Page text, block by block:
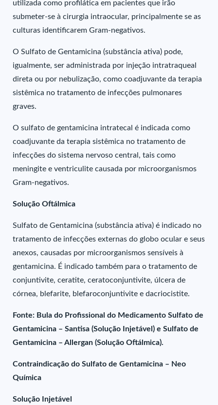
utilizada como profilática em pacientes que irão
submeter-se à cirurgia intraocular, principalmente se as
culturas identificarem Gram-negativos.
O Sulfato de Gentamicina (substância ativa) pode,
igualmente, ser administrada por injeção intratraqueal
direta ou por nebulização, como coadjuvante da terapia
sistêmica no tratamento de infecções pulmonares
graves.
O sulfato de gentamicina intratecal é indicada como
coadjuvante da terapia sistêmica no tratamento de
infecções do sistema nervoso central, tais como
meningite e ventriculite causada por microorganismos
Gram-negativos.
Solução Oftálmica
Sulfato de Gentamicina (substância ativa) é indicado no
tratamento de infecções externas do globo ocular e seus
anexos, causadas por microorganismos sensíveis à
gentamicina. É indicado também para o tratamento de
conjuntivite, ceratite, ceratoconjuntivite, úlcera de
córnea, blefarite, blefaroconjuntivite e dacriocistite.
Fonte: Bula do Profissional do Medicamento Sulfato de
Gentamicina – Santisa (Solução Injetável) e Sulfato de
Gentamicina – Allergan (Solução Oftálmica).
Contraindicação do Sulfato de Gentamicina – Neo
Química
Solução Injetável